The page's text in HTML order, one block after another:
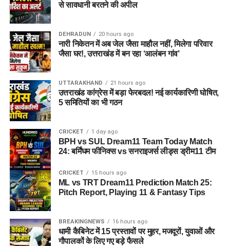
से सावधानी बरतने की अपील
DEHRADUN 20 hours ago
नारी निकेतन में अब जेल जैसा माहौल नहीं, मिलेगा परिवार
जैसा घर!, उत्तराखंड में बन रहा ‘आलंबन गांव’
UTTARAKHAND 21 hours ago
उत्तराखंड कांग्रेस में बड़ा फेरबदल! नई कार्यकारिणी घोषित,
5 समितियों का भी गठन
CRICKET 1 day ago
BPH vs SUL Dream11 Team Today Match
24: बर्मिंघम फीनिक्स vs सनराइजर्स लीड्स ड्रीम11 टीम
CRICKET 15 hours ago
ML vs TRT Dream11 Prediction Match 25:
Pitch Report, Playing 11 & Fantasy Tips
BREAKINGNEWS 16 hours ago
धामी कैबिनेट में 15 प्रस्तावों पर मुहर, मजदूरों, युवाओं और
गौपालकों के लिए गए बड़े फैसले